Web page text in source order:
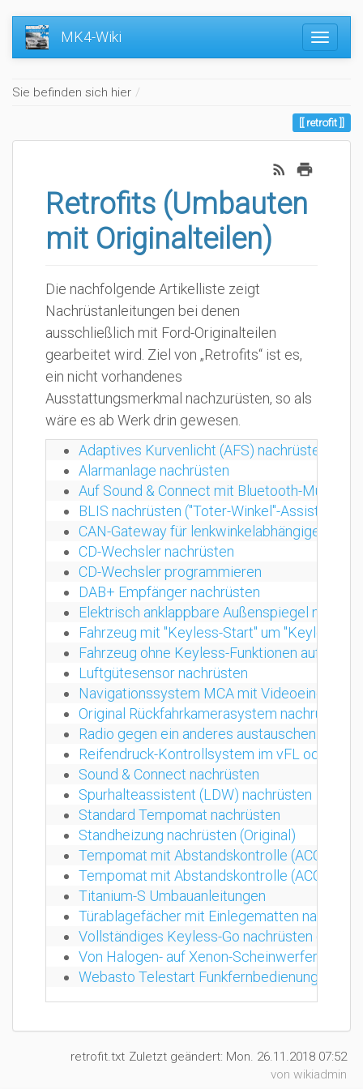
MK4-Wiki
Sie befinden sich hier
retrofit
Retrofits (Umbauten
mit Originalteilen)
Die nachfolgende Artikelliste zeigt
Nachrüstanleitungen bei denen
ausschließlich mit Ford-Originalteilen
gearbeitet wird. Ziel von „Retrofits“ ist es,
ein nicht vorhandenes
Ausstattungsmerkmal nachzurüsten, so als
wäre es ab Werk drin gewesen.
Adaptives Kurvenlicht (AFS) nachrüsten
Alarmanlage nachrüsten
Auf Sound & Connect mit Bluetooth-
BLIS nachrüsten ("Toter-Winkel"-Assistent)
CAN-Gateway für lenkwinkelabhängige
CD-Wechsler nachrüsten
CD-Wechsler programmieren
DAB+ Empfänger nachrüsten
Elektrisch anklappbare Außenspiegel
Fahrzeug mit "Keyless-Start" um "Keyless-
Fahrzeug ohne Keyless-Funktionen auf
Luftgütesensor nachrüsten
Navigationssystem MCA mit Videoeingang
Original Rückfahrkamerasystem nachrüsten
Radio gegen ein anderes austauschen
Reifendruck-Kontrollsystem im vFL oder FL
Sound & Connect nachrüsten
Spurhalteassistent (LDW) nachrüsten
Standard Tempomat nachrüsten
Standheizung nachrüsten (Original)
Tempomat mit Abstandskontrolle (ACC)
Tempomat mit Abstandskontrolle (ACC)
Titanium-S Umbauanleitungen
Türablagefächer mit Einlegematten
Vollständiges Keyless-Go nachrüsten (FL)
Von Halogen- auf Xenon-Scheinwerfer
Webasto Telestart Funkfernbedienung
retrofit.txt Zuletzt geändert: Mon. 26.11.2018 07:52
von wikiadmin